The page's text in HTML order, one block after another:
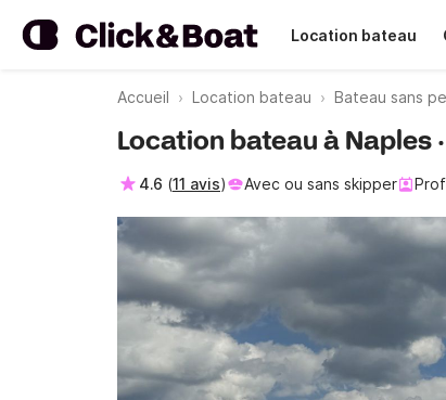
Location bateau
Accueil Location bateau Bateau sans
Location bateau à Naples
4.6 (11 avis) Avec ou sans skipper